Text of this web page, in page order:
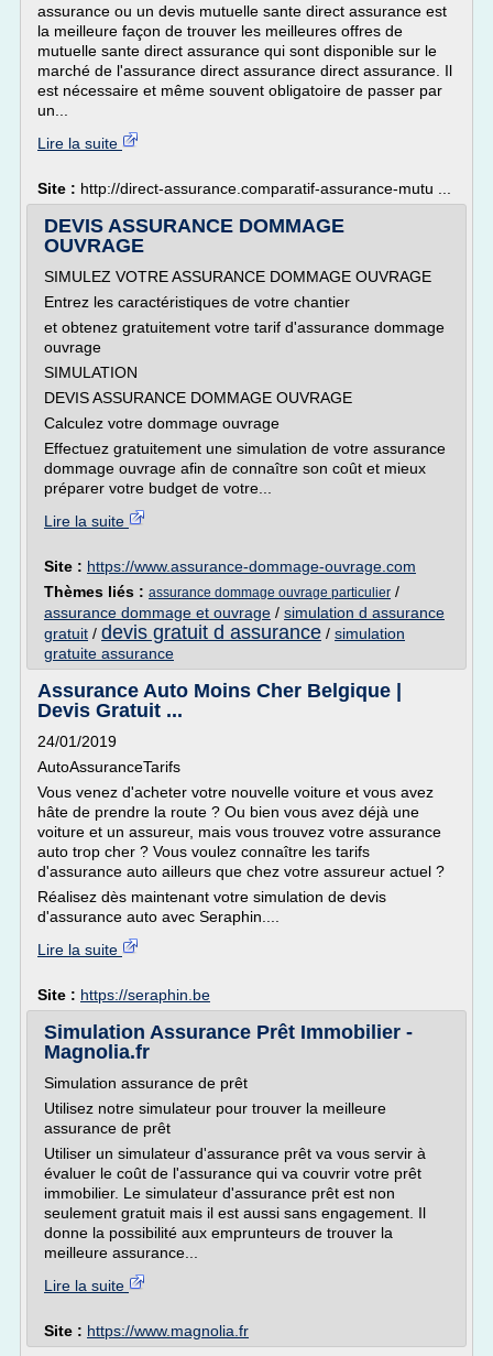
assurance ou un devis mutuelle sante direct assurance est
la meilleure façon de trouver les meilleures offres de
mutuelle sante direct assurance qui sont disponible sur le
marché de l'assurance direct assurance direct assurance. Il
est nécessaire et même souvent obligatoire de passer par
un...
Lire la suite
Site : http://direct-assurance.comparatif-assurance-mutu ...
DEVIS ASSURANCE DOMMAGE
OUVRAGE
SIMULEZ VOTRE ASSURANCE DOMMAGE OUVRAGE
Entrez les caractéristiques de votre chantier
et obtenez gratuitement votre tarif d'assurance dommage
ouvrage
SIMULATION
DEVIS ASSURANCE DOMMAGE OUVRAGE
Calculez votre dommage ouvrage
Effectuez gratuitement une simulation de votre assurance
dommage ouvrage afin de connaître son coût et mieux
préparer votre budget de votre...
Lire la suite
Site : https://www.assurance-dommage-ouvrage.com
Thèmes liés : assurance dommage ouvrage particulier /
assurance dommage et ouvrage / simulation d assurance
gratuit / devis gratuit d assurance / simulation
gratuite assurance
Assurance Auto Moins Cher Belgique |
Devis Gratuit ...
24/01/2019
AutoAssuranceTarifs
Vous venez d'acheter votre nouvelle voiture et vous avez
hâte de prendre la route ? Ou bien vous avez déjà une
voiture et un assureur, mais vous trouvez votre assurance
auto trop cher ? Vous voulez connaître les tarifs
d'assurance auto ailleurs que chez votre assureur actuel ?
Réalisez dès maintenant votre simulation de devis
d'assurance auto avec Seraphin....
Lire la suite
Site : https://seraphin.be
Simulation Assurance Prêt Immobilier -
Magnolia.fr
Simulation assurance de prêt
Utilisez notre simulateur pour trouver la meilleure
assurance de prêt
Utiliser un simulateur d'assurance prêt va vous servir à
évaluer le coût de l'assurance qui va couvrir votre prêt
immobilier. Le simulateur d'assurance prêt est non
seulement gratuit mais il est aussi sans engagement. Il
donne la possibilité aux emprunteurs de trouver la
meilleure assurance...
Lire la suite
Site : https://www.magnolia.fr